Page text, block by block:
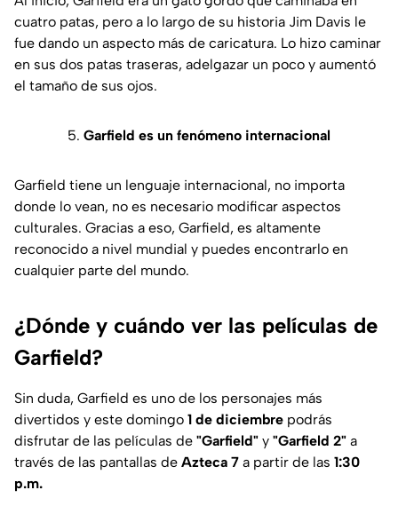
cuatro patas, pero a lo largo de su historia Jim Davis le
fue dando un aspecto más de caricatura. Lo hizo caminar
en sus dos patas traseras, adelgazar un poco y aumentó
el tamaño de sus ojos.
5. Garfield es un fenómeno internacional
Garfield tiene un lenguaje internacional, no importa
donde lo vean, no es necesario modificar aspectos
culturales. Gracias a eso, Garfield, es altamente
reconocido a nivel mundial y puedes encontrarlo en
cualquier parte del mundo.
¿Dónde y cuándo ver las películas de
Garfield?
Sin duda, Garfield es uno de los personajes más
divertidos y este domingo 1 de diciembre podrás
disfrutar de las películas de "Garfield" y "Garfield 2" a
través de las pantallas de Azteca 7 a partir de las 1:30
p.m.